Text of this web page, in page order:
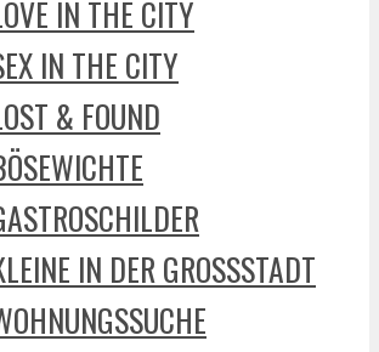
IN THE CITY
IN THE CITY
& FOUND
IN DER GROSSSTADT